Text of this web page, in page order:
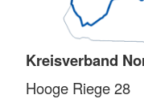
Kreisverband
Hooge Riege 28